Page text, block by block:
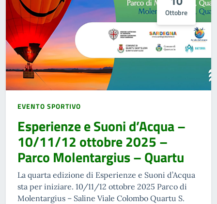
Ottobre
EVENTO SPORTIVO
Esperienze e Suoni d’Acqua –
10/11/12 ottobre 2025 –
Parco Molentargius – Quartu
La quarta edizione di Esperienze e Suoni d’Acqua
sta per iniziare. 10/11/12 ottobre 2025 Parco di
Molentargius – Saline Viale Colombo Quartu S.